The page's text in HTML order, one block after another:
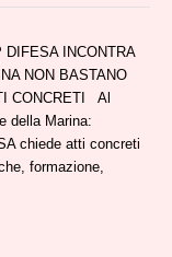
DIFESA INCONTRA
NON BASTANO
CONCRETI Al
della Marina:
chiede atti concreti
formazione,